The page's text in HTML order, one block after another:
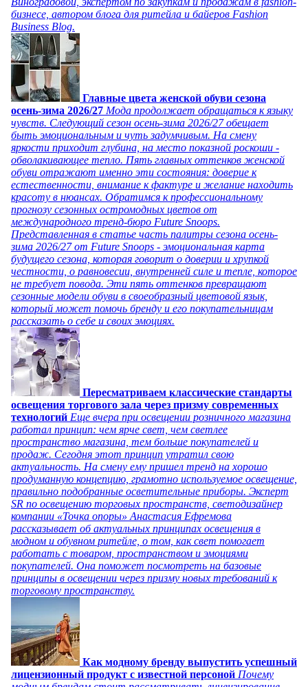
бизнесе, автором блога для ритейла и байеров Fashion
Business Blog.
Главные цвета женской обуви сезона
осень-зима 2026/27 Мода продолжает обращаться к языку
чувств. Следующий сезон осень-зима 2026/27 обещает
быть эмоциональным и чуть задумчивым. На смену
яркости приходит глубина, на место показной роскоши -
обволакивающее тепло. Пять главных оттенков женской
обуви отражают именно эти состояния: доверие к
естественности, внимание к фактуре и желание находить
красоту в нюансах. Обратимся к профессиональному
прогнозу сезонных остромодных цветов от
международного тренд-бюро Future Snoops.
Представленная в статье часть палитры сезона осень-
зима 2026/27 от Future Snoops - эмоциональная карта
будущего сезона, которая говорит о доверии и хрупкой
честности, о равновесии, внутренней силе и тепле, которое
не требует повода. Эти пять оттенков превращают
сезонные модели обуви в своеобразный цветовой язык,
который может помочь бренду и его покупательницам
рассказать о себе и своих эмоциях.
Пересматриваем классические стандарты
освещения торгового зала через призму современных
технологий Еще вчера при освещении розничного магазина
работал принцип: чем ярче свет, чем светлее
пространство магазина, тем больше покупателей и
продаж. Сегодня этот принцип утратил свою
актуальность. На смену ему пришел тренд на хорошо
продуманную концепцию, грамотно используемое освещение,
правильно подобранные осветительные приборы. Эксперт
SR по освещению торговых пространств, светодизайнер
компании «Точка опоры» Анастасия Ефремова
рассказывает об актуальных принципах освещения в
модном и обувном ритейле, о том, как свет помогает
работать с товаром, пространством и эмоциями
покупателей. Она поможет посмотреть на базовые
принципы в освещении через призму новых требований к
торговому пространству.
Как модному бренду выпустить успешный
лицензионный продукт с известной персоной Почему